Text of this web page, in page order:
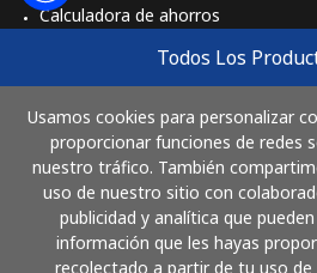
Todos Los
Usamos cookies para personalizar
proporcionar funciones de redes
nuestro tráfico. También
uso de nuestro sitio con
publicidad y analítica que
información que les hayas
recolectado a partir de tu uso de
Calculadora de ahorros
Comprar
Cómo funciona
Paga con